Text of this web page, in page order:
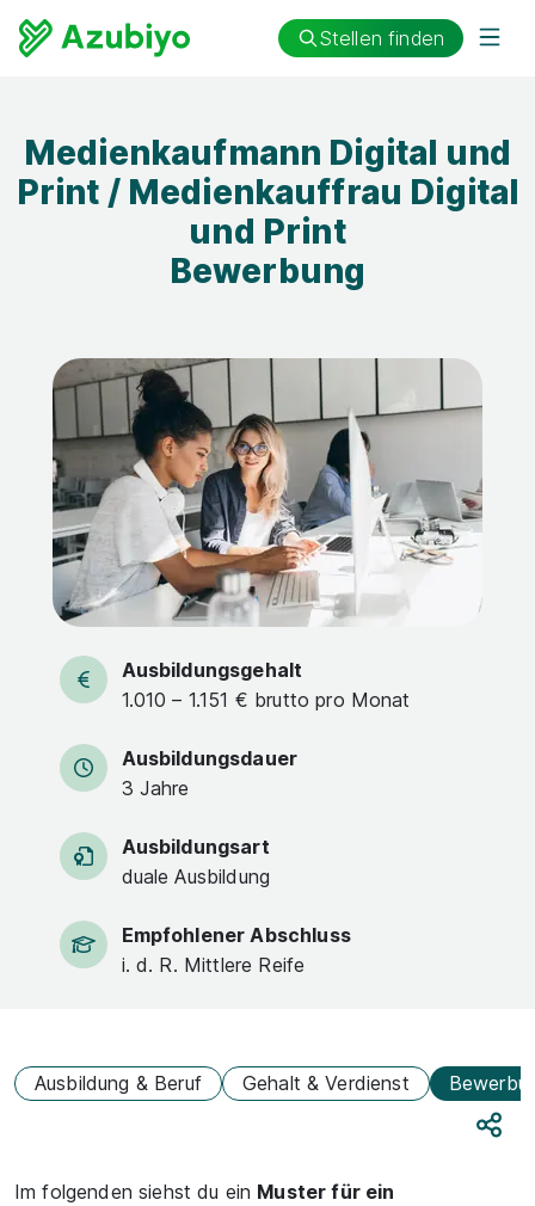
Stellen finden
Medienkaufmann Digital und
Print / Medienkauffrau Digital
und Print
Bewerbung
Ausbildungsgehalt
1.010 – 1.151 € brutto pro Monat
Ausbildungsdauer
3 Jahre
Ausbildungsart
duale Ausbildung
Empfohlener Abschluss
i. d. R. Mittlere Reife
Ausbildung & Beruf Gehalt & Verdienst
Im folgenden siehst du ein Muster für ein